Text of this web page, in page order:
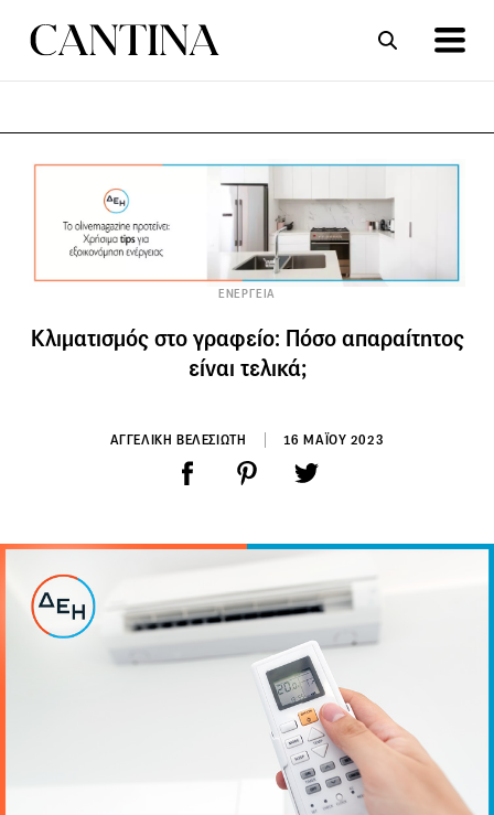
ΣΥΝΤΑΓΕΣ ΑΡΘΡΑ
ΕΝΕΡΓΕΙΑ
Κλιματισμός στο γραφείο: Πόσο απαραίτητος
είναι τελικά;
ΑΓΓΕΛΙΚΗ ΒΕΛΕΣΙΩΤΗ 16 ΜΑΪΟΥ 2023